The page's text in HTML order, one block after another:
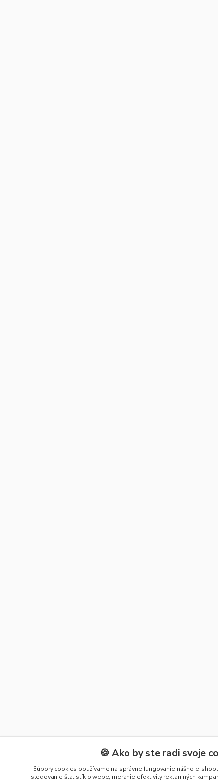
🍪 Ako by ste radi svoje
Súbory cookies používame na správne fungovanie nášho e-
sledovanie štatistík o webe, meranie efektivity reklamných